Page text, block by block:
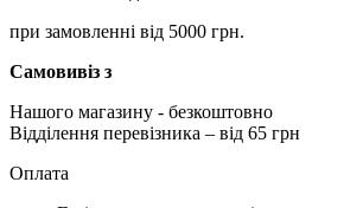
при замовленні від 5000 грн.
Самовивіз з
Нашого магазину - безкоштовно
Відділення перевізника – від 65 грн
Оплата